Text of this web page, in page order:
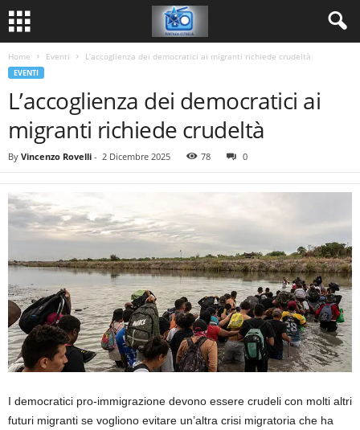
Home Eventi L’accoglienza dei democratici ai migranti richiede crudeltà
EVENTI
L’accoglienza dei democratici ai
migranti richiede crudeltà
By Vincenzo Rovelli - 2 Dicembre 2025 78 0
I democratici pro-immigrazione devono essere crudeli con molti altri
futuri migranti se vogliono evitare un’altra crisi migratoria che ha